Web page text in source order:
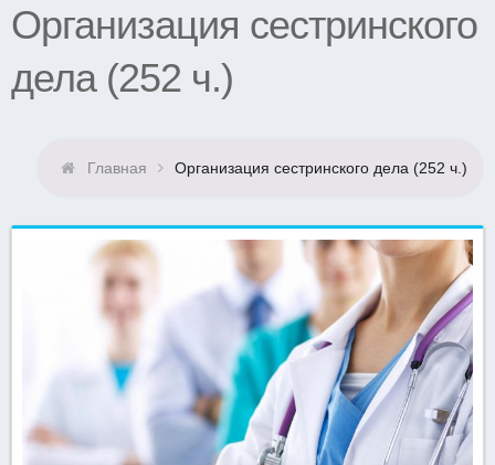
Организация сестринского
дела (252 ч.)
Главная Организация сестринского дела (252 ч.)